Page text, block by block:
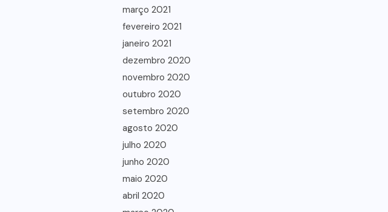
março 2021
fevereiro 2021
janeiro 2021
dezembro 2020
novembro 2020
outubro 2020
setembro 2020
agosto 2020
julho 2020
junho 2020
maio 2020
abril 2020